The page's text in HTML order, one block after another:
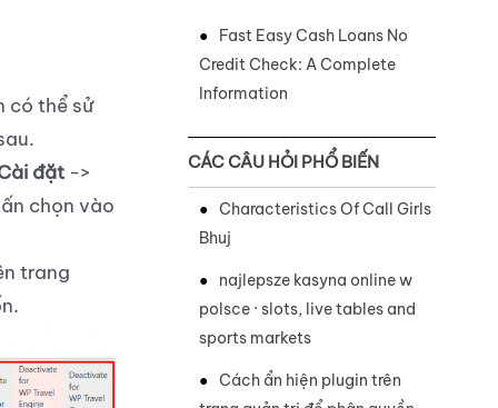
có thể sử
đặt ->
chọn vào
trang
Fast Easy Cash Loans No
Credit Check: A Complete
Information
CÁC CÂU HỎI PHỔ BIẾN
Characteristics Of Call Girls
Bhuj
najlepsze kasyna online w
polsce · slots, live tables and
sports markets
Cách ẩn hiện plugin trên